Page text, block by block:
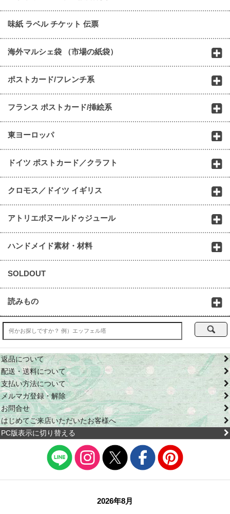
味紙 ラベル チケット 伝票
海外マルシェ袋 （市場の紙袋）
ポストカード/フレンチ系
フランス ポストカード/挿絵系
東ヨーロッパ
ドイツ ポストカード／クラフト
クロモス／ドイツ イギリス
アトリエボヌールドゥジュール
ハンドメイド素材・材料
SOLDOUT
読みもの
返品について
配送・送料について
支払い方法について
メルマガ登録・解除
お問合せ
はじめてご来店いただいたお客様へ
PC版表示に切り替える
2026年8月